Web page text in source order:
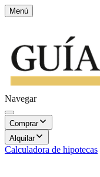
Menú
Navegar
Comprar
Alquilar
Calculadora de hipotecas